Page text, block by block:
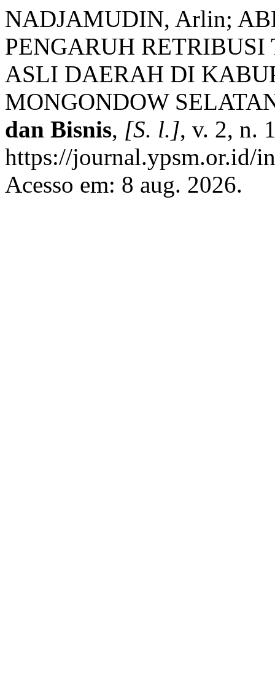
NADJAMUDIN, Arlin;
PENGARUH
ASLI DAERAH DI
MONGONDOW
dan Bisnis, [S. l.], v. 2, n.
https://journal.ypsm.or.id/
Acesso em: 8 aug. 2026.